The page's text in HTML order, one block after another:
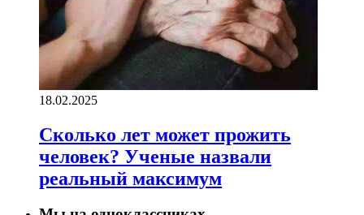
18.02.2025
Сколько лет может прожить
человек? Ученые назвали
реальный максимум